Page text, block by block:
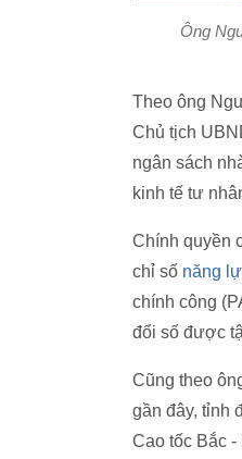
Ông
Theo ông
Chủ tịch
ngân sách
kinh tế tư
Chính quyền
chỉ số năng
chính công
đổi số được
Cũng theo
gần đây, tỉnh
Cao tốc Bắc